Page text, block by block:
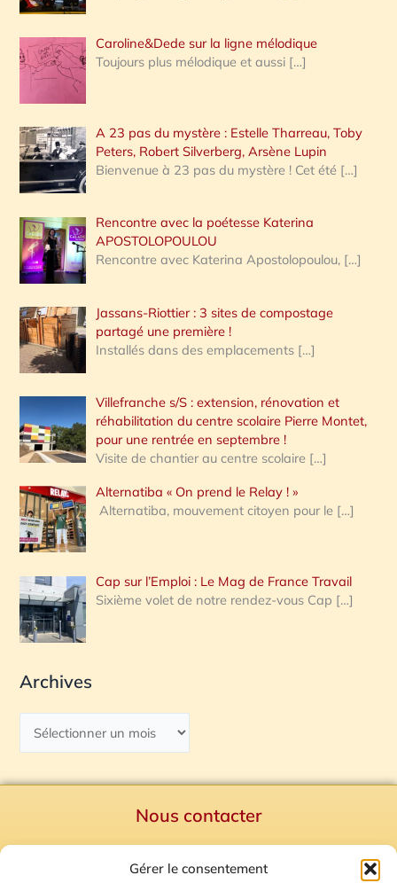
Gérer le consentement
Caroline&Dede sur la ligne mélodique
Toujours plus mélodique et aussi […]
A 23 pas du mystère : Estelle Tharreau, Toby
Peters, Robert Silverberg, Arsène Lupin
Bienvenue à 23 pas du mystère ! Cet été […]
Rencontre avec la poétesse Katerina
APOSTOLOPOULOU
Rencontre avec Katerina Apostolopoulou, […]
Jassans-Riottier : 3 sites de compostage
partagé une première !
Installés dans des emplacements […]
Villefranche s/S : extension, rénovation et
réhabilitation du centre scolaire Pierre Montet,
pour une rentrée en septembre !
Visite de chantier au centre scolaire […]
Alternatiba « On prend le Relay ! »
Alternatiba, mouvement citoyen pour le […]
Cap sur l’Emploi : Le Mag de France Travail
Sixième volet de notre rendez-vous Cap […]
Archives
Nous contacter